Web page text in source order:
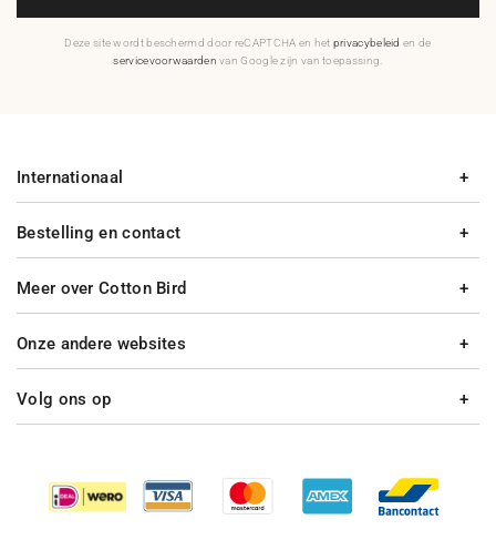
Deze site wordt beschermd door reCAPTCHA en het privacybeleid en de
servicevoorwaarden van Google zijn van toepassing.
Bestelling en contact
Meer over Cotton Bird
Internationaal
Onze andere websites
Volg ons op